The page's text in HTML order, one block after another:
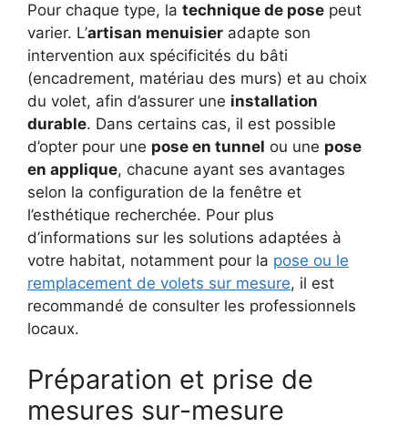
Pour chaque type, la technique de pose peut
varier. L’artisan menuisier adapte son
intervention aux spécificités du bâti
(encadrement, matériau des murs) et au choix
du volet, afin d’assurer une installation
durable. Dans certains cas, il est possible
d’opter pour une pose en tunnel ou une pose
en applique, chacune ayant ses avantages
selon la configuration de la fenêtre et
l’esthétique recherchée. Pour plus
d’informations sur les solutions adaptées à
votre habitat, notamment pour la pose ou le
remplacement de volets sur mesure, il est
recommandé de consulter les professionnels
locaux.
Préparation et prise de
mesures sur-mesure